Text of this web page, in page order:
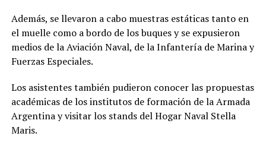
Además, se llevaron a cabo muestras estáticas tanto en
el muelle como a bordo de los buques y se expusieron
medios de la Aviación Naval, de la Infantería de Marina y
Fuerzas Especiales.
Los asistentes también pudieron conocer las propuestas
académicas de los institutos de formación de la Armada
Argentina y visitar los stands del Hogar Naval Stella
Maris.